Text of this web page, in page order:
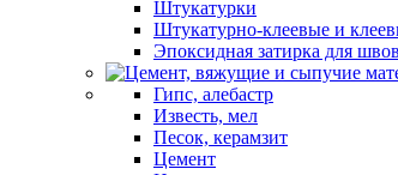
Штукатурки
Штукатурно-клеевые и
Эпоксидная затирка для швов
Гипс, алебастр
Известь, мел
Песок, керамзит
Цемент